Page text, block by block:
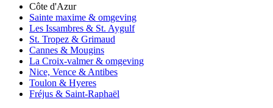
Côte d'Azur
Sainte maxime & omgeving
Les Issambres & St. Aygulf
St. Tropez & Grimaud
Cannes & Mougins
La Croix-valmer & omgeving
Nice, Vence & Antibes
Toulon & Hyeres
Fréjus & Saint-Raphaël